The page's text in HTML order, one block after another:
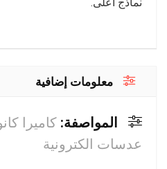
معلومات إضافية
المواصفة:
عدسات الكترونية